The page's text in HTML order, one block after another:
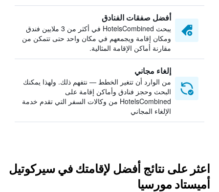
أفضل صفقات الفنادق
يبحث HotelsCombined في أكثر من 3 ملايين فندق
ومكان إقامة ويجمعهم في مكان واحد حتى تتمكن من
مقارنة أماكن الإقامة المثالية.
إلغاء مجاني
من الوارد أن تتغير الخطط — نتفهم ذلك. ولهذا يمكنك
البحث وحجز فنادق وأماكن إقامة على
HotelsCombined من وكالات السفر التي تقدم خدمة
الإلغاء المجاني
اعثر على نتائج أفضل لإقامتك في سيركوتيل
أميستاد مورسيا